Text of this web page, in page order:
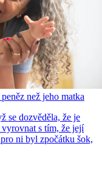
než jeho matka
se dozvěděla, že je
vyrovnat s tím, že její
ni byl zpočátku šok,